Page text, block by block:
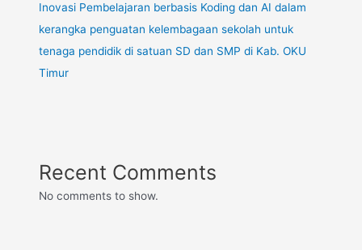
Inovasi Pembelajaran berbasis Koding dan AI dalam
kerangka penguatan kelembagaan sekolah untuk
tenaga pendidik di satuan SD dan SMP di Kab. OKU
Timur
Recent Comments
No comments to show.